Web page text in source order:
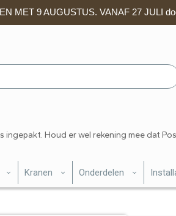
MET 9 AUGUSTUS. VANAF 27 JULI
Houd er wel rekening mee dat
Kranen Onderdelen